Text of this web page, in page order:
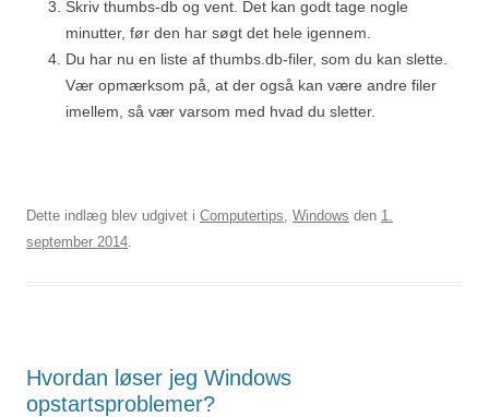
Skriv thumbs-db og vent. Det kan godt tage nogle
minutter, før den har søgt det hele igennem.
Du har nu en liste af thumbs.db-filer, som du kan slette.
Vær opmærksom på, at der også kan være andre filer
imellem, så vær varsom med hvad du sletter.
Dette indlæg blev udgivet i Computertips Windows den 1.
september 2014
Hvordan løser jeg Windows
opstartsproblemer?